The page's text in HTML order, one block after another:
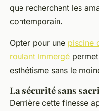
que recherchent les
contemporain.
Opter pour une piscine
roulant immergé
esthétisme sans le
La sécurité sans
Derrière cette finesse